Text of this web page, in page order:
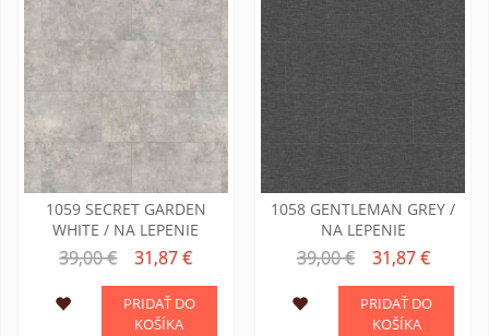
1059 SECRET GARDEN
WHITE / NA LEPENIE
39,00 € 31,87 €
PRIDAŤ DO
KOŠÍKA
1058 GENTLEMAN GREY /
NA LEPENIE
39,00 € 31,87 €
PRIDAŤ DO
KOŠÍKA